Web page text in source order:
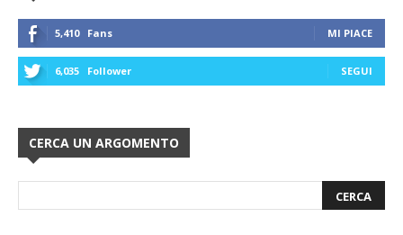
5,410 Fans MI PIACE
6,035 Follower SEGUI
CERCA UN ARGOMENTO